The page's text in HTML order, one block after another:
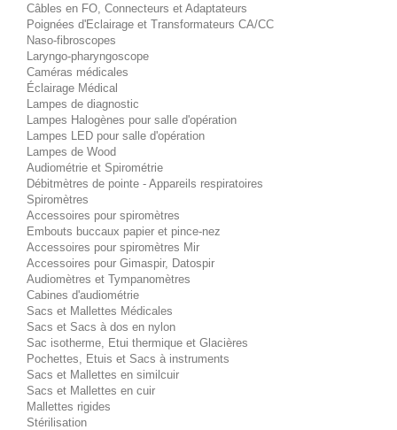
Câbles en FO, Connecteurs et Adaptateurs
Poignées d'Eclairage et Transformateurs CA/CC
Naso-fibroscopes
Laryngo-pharyngoscope
Caméras médicales
Éclairage Médical
Lampes de diagnostic
Lampes Halogènes pour salle d'opération
Lampes LED pour salle d'opération
Lampes de Wood
Audiométrie et Spirométrie
Débitmètres de pointe - Appareils respiratoires
Spiromètres
Accessoires pour spiromètres
Embouts buccaux papier et pince-nez
Accessoires pour spiromètres Mir
Accessoires pour Gimaspir, Datospir
Audiomètres et Tympanomètres
Cabines d'audiométrie
Sacs et Mallettes Médicales
Sacs et Sacs à dos en nylon
Sac isotherme, Etui thermique et Glacières
Pochettes, Etuis et Sacs à instruments
Sacs et Mallettes en similcuir
Sacs et Mallettes en cuir
Mallettes rigides
Stérilisation